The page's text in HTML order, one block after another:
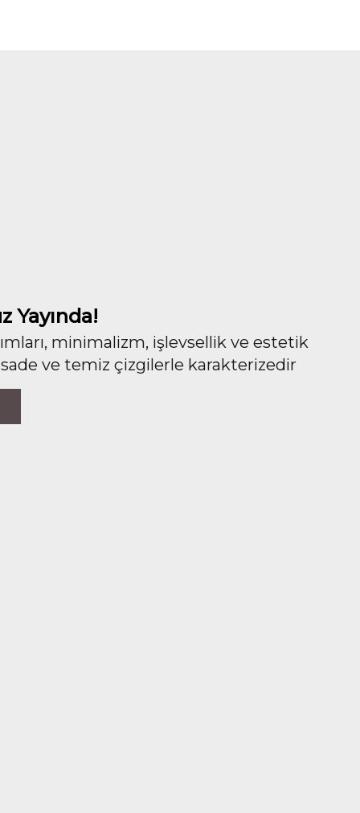
Yayında!
minimalizm, işlevsellik ve estetik
ve temiz çizgilerle karakterizedir